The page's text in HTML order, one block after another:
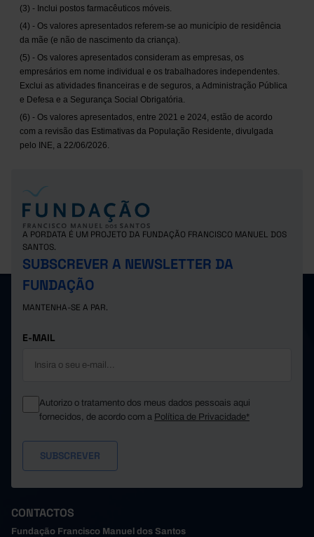
(3) - Inclui postos farmacêuticos móveis.
(4) - Os valores apresentados referem-se ao município de residência
da mãe (e não de nascimento da criança).
(5) - Os valores apresentados consideram as empresas, os
empresários em nome individual e os trabalhadores independentes.
Exclui as atividades financeiras e de seguros, a Administração Pública
e Defesa e a Segurança Social Obrigatória.
(6) - Os valores apresentados, entre 2021 e 2024, estão de acordo
com a revisão das Estimativas da População Residente, divulgada
pelo INE, a 22/06/2026.
A PORDATA É UM PROJETO DA FUNDAÇÃO FRANCISCO MANUEL DOS
SANTOS.
SUBSCREVER A NEWSLETTER DA
FUNDAÇÃO
MANTENHA-SE A PAR.
E-MAIL
Autorizo o tratamento dos meus dados pessoais aqui
fornecidos, de acordo com a Política de Privacidade*
CONTACTOS
Fundação Francisco Manuel dos Santos